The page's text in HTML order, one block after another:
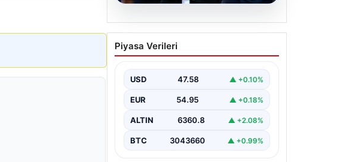
05.08.2026
Ürdün’den FIFA’ya sert
tepki: ‘Şantajdan başka bir
Piyasa Verileri
USD 47.58 ▲ +0.10%
EUR 54.95 ▲ +0.18%
ALTIN 6360.8 ▲ +2.08%
BTC 3043660 ▲ +0.99%